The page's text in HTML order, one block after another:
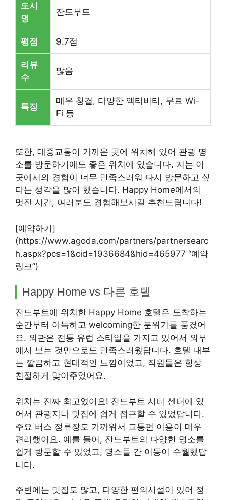
도시
명
잔드부트
평점 9.7점
리뷰
수
많음
특징
매우 청결, 다양한 액티비티, 무료 Wi-
Fi 등
또한, 대중교통이 가까운 곳에 위치해 있어 관광 명
소를 방문하기에도 좋은 위치에 있습니다. 저는 이
곳에서의 경험이 너무 만족스러워 다시 방문하고 싶
다는 생각을 많이 했습니다. Happy Home에서의
멋진 시간, 여러분도 경험해보시길 추천드립니다!
[예약하기]
(https://www.agoda.com/partners/partnersearc
h.aspx?pcs=1&cid=1936684&hid=465977 “예약
링크”)
Happy Home vs 다른 호텔
잔드부트에 위치한 Happy Home 호텔은 도착하는
순간부터 아늑하고 welcoming한 분위기를 풍겼어
요. 외관은 전통 유럽 스타일을 가지고 있어서 외부
에서 보는 것만으로도 만족스러웠답니다. 호텔 내부
는 깔끔하고 현대적인 느낌이었고, 직원들은 항상
친절하게 맞아주었어요.
위치는 진짜 최고였어요! 잔드부트 시티 센터에 있
어서 관광지나 맛집에 쉽게 접근할 수 있었답니다.
주요 버스 정류장도 가까워서 교통편 이용이 매우
편리했어요. 예를 들어, 잔드부트의 다양한 명소를
쉽게 방문할 수 있었고, 명소들 간 이동이 수월했답
니다.
주변에는 맛집도 많고, 다양한 편의시설이 있어 정